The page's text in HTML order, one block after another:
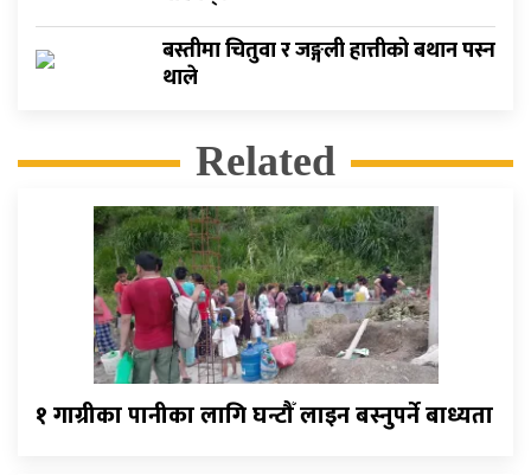
बस्तीमा चितुवा र जङ्गली हात्तीको बथान पस्न
थाले
Related
१ गाग्रीका पानीका लागि घन्टौँ लाइन बस्नुपर्ने बाध्यता